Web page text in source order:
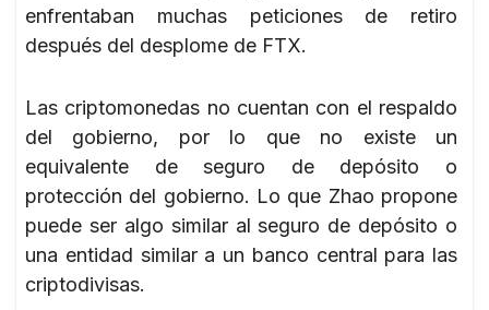
enfrentaban muchas peticiones de retiro
después del desplome de FTX.
Las criptomonedas no cuentan con el respaldo
del gobierno, por lo que no existe un
equivalente de seguro de depósito o
protección del gobierno. Lo que Zhao propone
puede ser algo similar al seguro de depósito o
una entidad similar a un banco central para las
criptodivisas.